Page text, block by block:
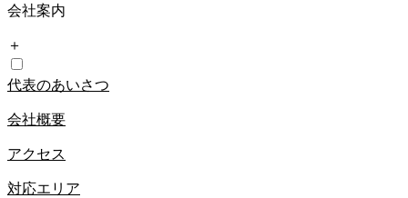
会社案内
＋
代表のあいさつ
会社概要
アクセス
対応エリア